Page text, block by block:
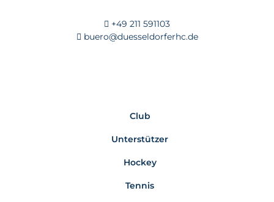
+49 211 591103
buero@duesseldorferhc.de
Club
Unterstützer
Hockey
Tennis